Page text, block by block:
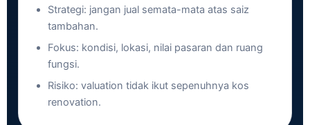
Strategi: jangan jual semata-mata atas saiz
tambahan.
Fokus: kondisi, lokasi, nilai pasaran dan ruang
fungsi.
Risiko: valuation tidak ikut sepenuhnya kos
renovation.